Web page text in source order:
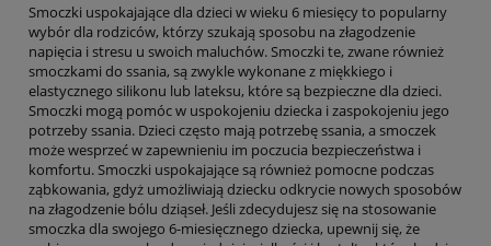
Smoczki uspokajające dla dzieci w wieku 6 miesięcy to popularny
wybór dla rodziców, którzy szukają sposobu na złagodzenie
napięcia i stresu u swoich maluchów. Smoczki te, zwane również
smoczkami do ssania, są zwykle wykonane z miękkiego i
elastycznego silikonu lub lateksu, które są bezpieczne dla dzieci.
Smoczki mogą pomóc w uspokojeniu dziecka i zaspokojeniu jego
potrzeby ssania. Dzieci często mają potrzebę ssania, a smoczek
może wesprzeć w zapewnieniu im poczucia bezpieczeństwa i
komfortu. Smoczki uspokajające są również pomocne podczas
ząbkowania, gdyż umożliwiają dziecku odkrycie nowych sposobów
na złagodzenie bólu dziąseł. Jeśli zdecydujesz się na stosowanie
smoczka dla swojego 6-miesięcznego dziecka, upewnij się, że